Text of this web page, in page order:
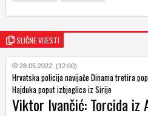
SLIČNE VIJESTI
28.05.2022. (12:00)
Hrvatska policija navijače Dinama tretira
Hajduka poput izbjeglica iz Sirije
Viktor Ivančić: Torcida iz